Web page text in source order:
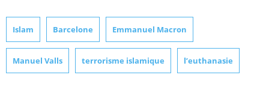
Islam Barcelone Emmanuel Macron
Manuel Valls terrorisme islamique l’euthanasie